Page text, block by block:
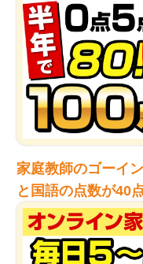
家庭教師のゴーイ
と国語の点数が40